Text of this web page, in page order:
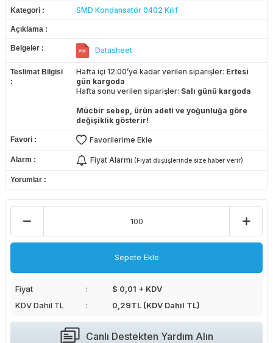
Kategori SMD Kondansatör 0402 Kılıf
Açıklama
Belgeler Datasheet
Teslimat Bilgisi Hafta içi 12:00’ye kadar verilen siparişler: Ertesi
gün kargoda
Hafta sonu verilen siparişler: Salı günü kargoda
Mücbir sebep, ürün adeti ve yoğunluğa göre
değişiklik gösterir!
Favori Favorilerime Ekle
Alarm Fiyat Alarmı (Fiyat düşüşlerinde size haber verir)
Yorumlar
Sepete Ekle
Fiyat
$ 0,01 + KDV
KDV Dahil TL
0,29TL (KDV Dahil TL)
Canlı Destekten Yardım Alın